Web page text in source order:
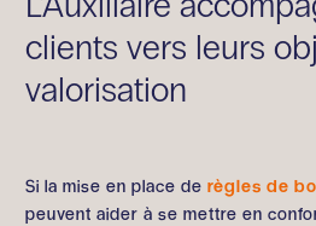
clients vers leurs
valorisation
Si la mise en place derègles de
peuvent aider à se mettre en